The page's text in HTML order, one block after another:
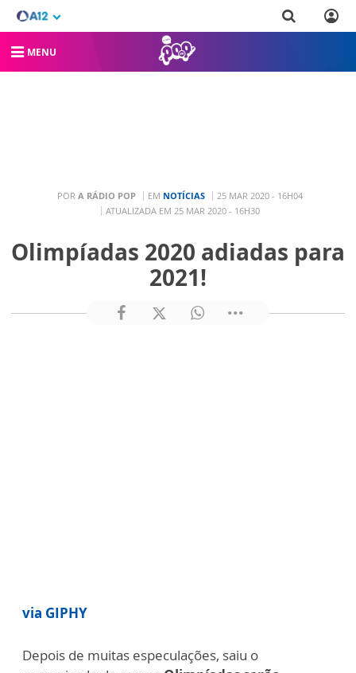
MENU
POR A RÁDIO POP EM NOTÍCIAS
25 MAR 2020 - 16H04
ATUALIZADA EM 25 MAR 2020 - 16H30
Olimpíadas 2020 adiadas para
2021!
via GIPHY
Depois de muitas especulações, saiu o